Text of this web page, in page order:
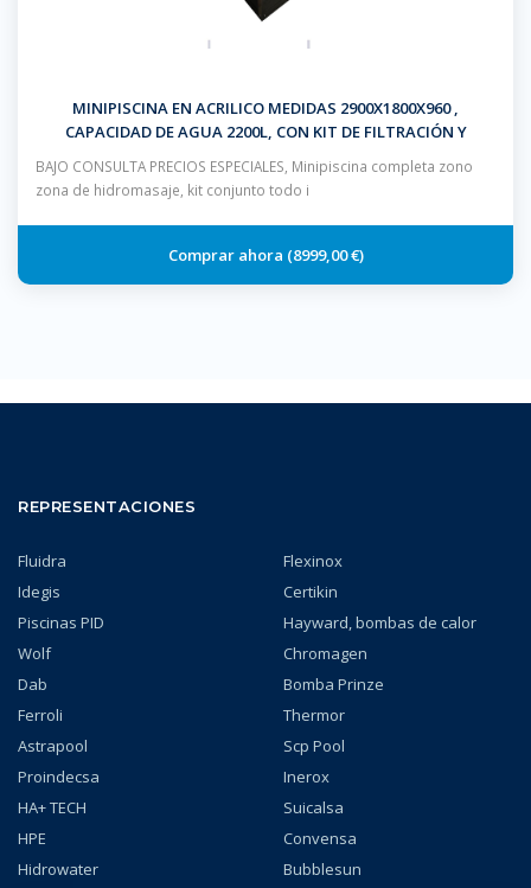
MINIPISCINA EN ACRILICO MEDIDAS 2900X1800X960 ,
CAPACIDAD DE AGUA 2200L, CON KIT DE FILTRACIÓN Y
CONTROL BALBOA, BOMBA DE FILTRACION DE 0.5 CV Y 3 CV
ZONA DE MASAJE, CALEFACTOR DE 3 KW, FOCOS LED Y
OZONO, CON ZONA DE MASAJE CON 5 JETS Y ESCALERA
INTERIOR
BAJO CONSULTA PRECIOS ESPECIALES, Minipiscina completa zono
zona de hidromasaje, kit conjunto todo i
8999,00 €
REPRESENTACIONES
Fluidra
Flexinox
Idegis
Certikin
Piscinas PID
Hayward, bombas de calor
Wolf
Chromagen
Dab
Bomba Prinze
Ferroli
Thermor
Astrapool
Scp Pool
Proindecsa
Inerox
HA+ TECH
Suicalsa
HPE
Convensa
Hidrowater
Bubblesun